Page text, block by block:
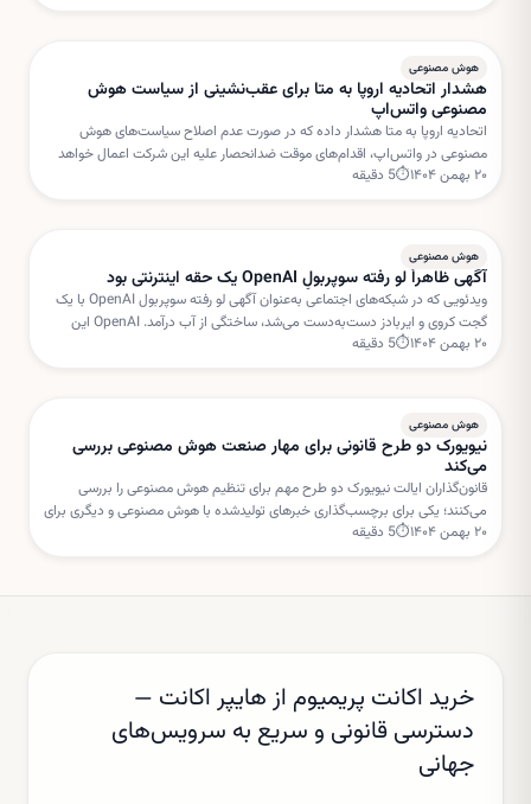
هوش مصنوعی
هشدار اتحادیه اروپا به متا برای عقب‌نشینی از سیاست هوش
مصنوعی واتس‌اپ
اتحادیه اروپا به متا هشدار داده که در صورت عدم اصلاح سیاست‌های هوش
مصنوعی در واتس‌اپ، اقدام‌های موقت ضدانحصار علیه این شرکت اعمال خواهد
شد. بروکسل نگران استفاده متا از داده‌های کاربران برای خدمات هوش مصنوعی
۲۰ بهمن ۱۴۰۴ ⏱
5 دقیقه
هوش مصنوعی
آگهی ظاهراً لو رفته سوپربولِ OpenAI یک حقه اینترنتی بود
ویدئویی که در شبکه‌های اجتماعی به‌عنوان آگهی لو رفته سوپربول OpenAI با یک
گجت کروی و ایربادز دست‌به‌دست می‌شد، ساختگی از آب درآمد. OpenAI این
داستان را «فیک نیوز» خوانده است.
۲۰ بهمن ۱۴۰۴ ⏱
5 دقیقه
هوش مصنوعی
نیویورک دو طرح قانونی برای مهار صنعت هوش مصنوعی بررسی
می‌کند
قانون‌گذاران ایالت نیویورک دو طرح مهم برای تنظیم هوش مصنوعی را بررسی
می‌کنند؛ یکی برای برچسب‌گذاری خبرهای تولیدشده با هوش مصنوعی و دیگری برای
تعلیق مجوز ساخت مراکز داده جدید.
۲۰ بهمن ۱۴۰۴ ⏱
5 دقیقه
خرید اکانت پریمیوم از هایپر اکانت —
دسترسی قانونی و سریع به سرویس‌های
جهانی